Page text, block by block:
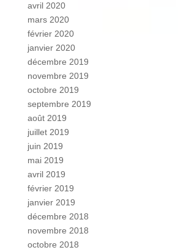
avril 2020
mars 2020
février 2020
janvier 2020
décembre 2019
novembre 2019
octobre 2019
septembre 2019
août 2019
juillet 2019
juin 2019
mai 2019
avril 2019
février 2019
janvier 2019
décembre 2018
novembre 2018
octobre 2018